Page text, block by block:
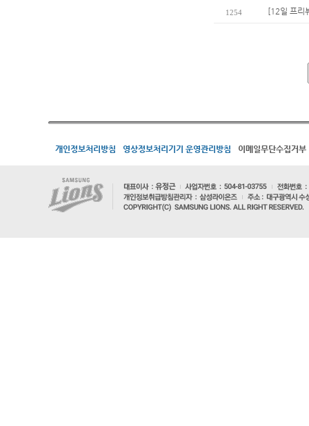
1254 [12일 프리
개인정보처리방침 영상정보처리기기 운영관리방침 이메일무단수집거부